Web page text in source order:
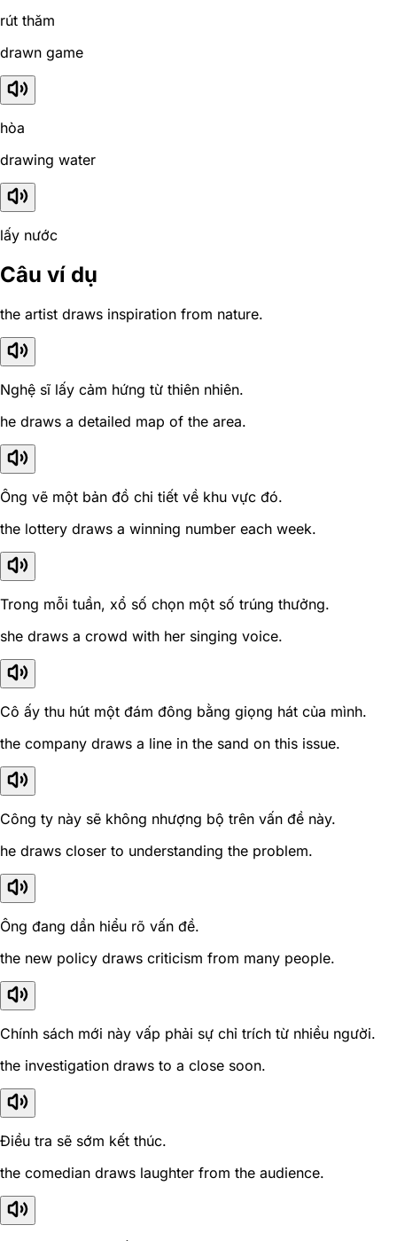
rút thăm
drawn game
hòa
drawing water
lấy nước
Câu ví dụ
the artist draws inspiration from nature.
Nghệ sĩ lấy cảm hứng từ thiên nhiên.
he draws a detailed map of the area.
Ông vẽ một bản đồ chi tiết về khu vực đó.
the lottery draws a winning number each week.
Trong mỗi tuần, xổ số chọn một số trúng thưởng.
she draws a crowd with her singing voice.
Cô ấy thu hút một đám đông bằng giọng hát của mình.
the company draws a line in the sand on this issue.
Công ty này sẽ không nhượng bộ trên vấn đề này.
he draws closer to understanding the problem.
Ông đang dần hiểu rõ vấn đề.
the new policy draws criticism from many people.
Chính sách mới này vấp phải sự chỉ trích từ nhiều người.
the investigation draws to a close soon.
Điều tra sẽ sớm kết thúc.
the comedian draws laughter from the audience.